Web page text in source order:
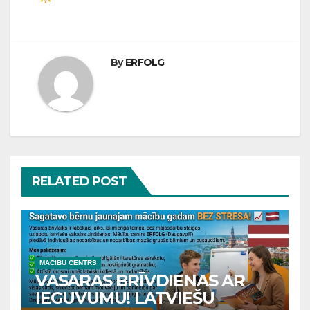
ByERFOLG
RELATED POST
MĀCĪBU CENTRS
VASARAS BRĪVDIENAS AR
IEGUVUMU! LATVIEŠU